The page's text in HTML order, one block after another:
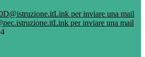
Link per inviare una mail
Link per inviare una mail